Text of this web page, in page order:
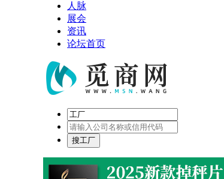
人脉
展会
资讯
论坛首页